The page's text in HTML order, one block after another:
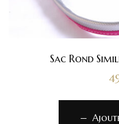
Sac Rond